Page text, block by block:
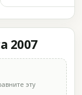
2007
эту